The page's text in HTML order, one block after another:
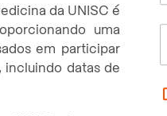
da UNISC é
uma
em participar
datas de